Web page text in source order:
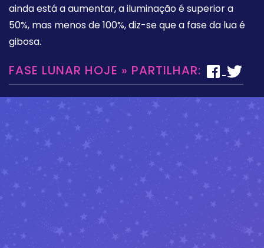
ainda está a aumentar, a iluminação é superior a
50%, mas menos de 100%, diz-se que a fase da lua é
gibosa.
FASE LUNAR HOJE » PARTILHAR: